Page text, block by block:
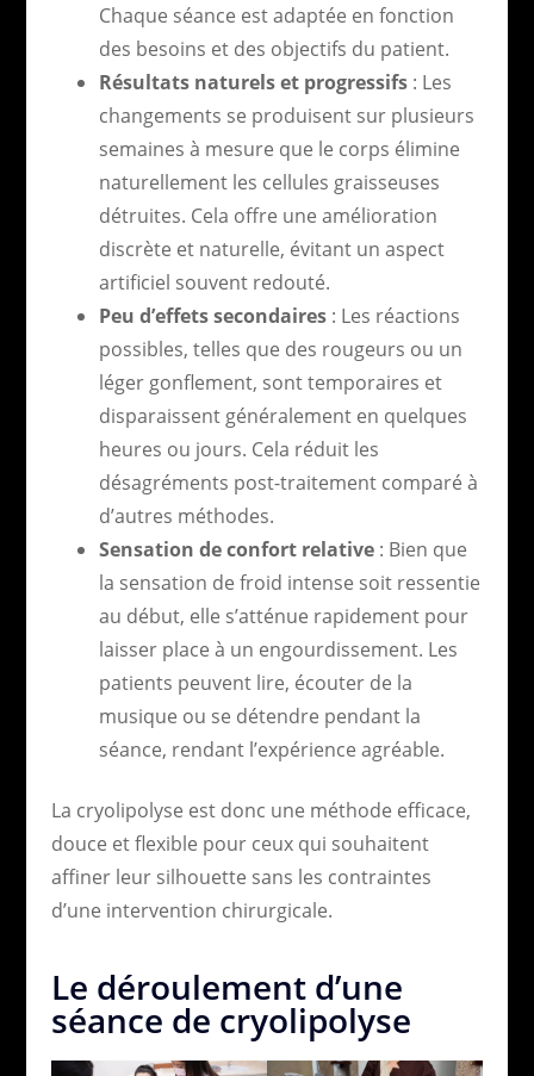
Chaque séance est adaptée en fonction
des besoins et des objectifs du patient.
Résultats naturels et progressifs: Les
changements se produisent sur plusieurs
semaines à mesure que le corps élimine
naturellement les cellules graisseuses
détruites. Cela offre une amélioration
discrète et naturelle, évitant un aspect
artificiel souvent redouté.
Peu d’effets secondaires: Les réactions
possibles, telles que des rougeurs ou un
léger gonflement, sont temporaires et
disparaissent généralement en quelques
heures ou jours. Cela réduit les
désagréments post-traitement comparé à
d’autres méthodes.
Sensation de confort relative: Bien que
la sensation de froid intense soit ressentie
au début, elle s’atténue rapidement pour
laisser place à un engourdissement. Les
patients peuvent lire, écouter de la
musique ou se détendre pendant la
séance, rendant l’expérience agréable.
La cryolipolyse est donc une méthode efficace,
douce et flexible pour ceux qui souhaitent
affiner leur silhouette sans les contraintes
d’une intervention chirurgicale.
Le déroulement d’une
séance de cryolipolyse